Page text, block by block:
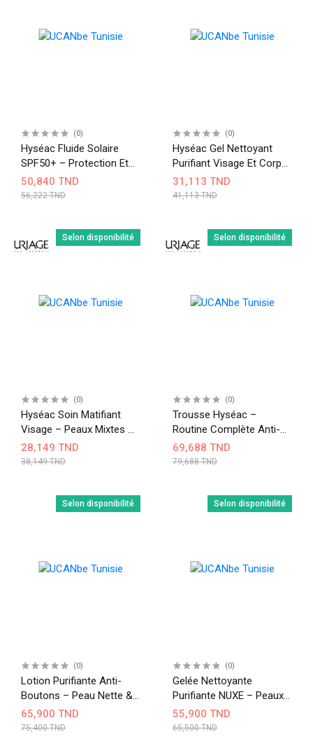
(0)
Hyséac Fluide Solaire
SPF50+ – Protection Et
Matité Pour Peaux Mixtes
À Grasses 50 Ml
50,840 TND
56,222 TND
(0)
Hyséac Gel Nettoyant
Purifiant Visage Et Corps
– Peaux Mixtes À
Grasses 150 Ml
31,113 TND
41,113 TND
Selon disponibilité
(0)
Hyséac Soin Matifiant
Visage – Peaux Mixtes À
Grasses 40 Ml
28,149 TND
38,149 TND
Selon disponibilité
(0)
Trousse Hyséac –
Routine Complète Anti-
Imperfections Peaux
Mixtes À Grasses
69,688 TND
79,688 TND
Selon disponibilité
(0)
Lotion Purifiante Anti-
Boutons – Peau Nette &
Équilibrée - 200ml
65,900 TND
75,400 TND
Selon disponibilité
(0)
Gelée Nettoyante
Purifiante NUXE – Peaux
Mixtes À Grasses - 150ml
55,900 TND
65,500 TND